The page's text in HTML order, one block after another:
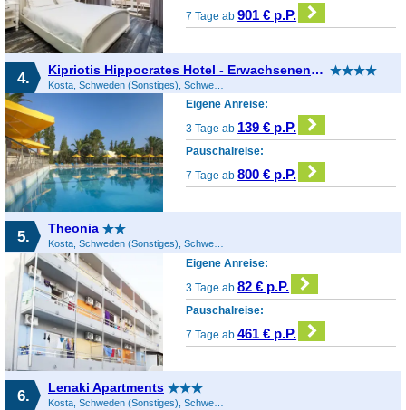
7 Tage ab901 € p.P.
4. Kipriotis Hippocrates Hotel - Erwachsenenhotel
Kosta, Schweden (Sonstiges), Schweden
Eigene Anreise:
3 Tage ab 139 € p.P.
Pauschalreise:
7 Tage ab800 € p.P.
5. Theonia
Kosta, Schweden (Sonstiges), Schweden
Eigene Anreise:
3 Tage ab82 € p.P.
Pauschalreise:
7 Tage ab461 € p.P.
6. Lenaki Apartments
Kosta, Schweden (Sonstiges), Schweden